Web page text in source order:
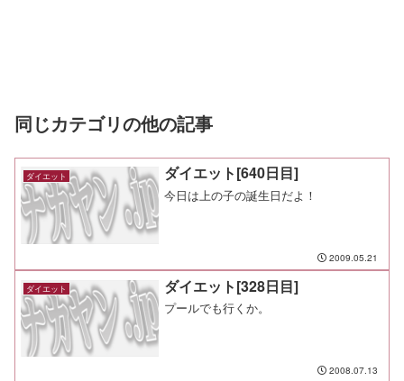
同じカテゴリの他の記事
ダイエット ダイエット[640日目]
今日は上の子の誕生日だよ！
2009.05.21
ダイエット ダイエット[328日目]
プールでも行くか。
2008.07.13